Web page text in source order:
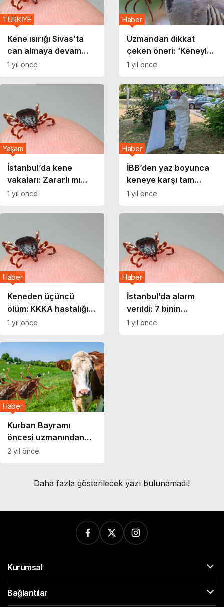
Kene ısırığı Sivas’ta
can almaya devam
ediyor!
TÜRKİYE
1 yıl önce
Uzmandan dikkat
çeken öneri: ‘Keneyle
mücadele için kuş avı
Haber
1 yıl önce
İstanbul’da kene
vakaları: Zararlı mı
zararsız mı, nelere
Yaşam
1 yıl önce
İBB’den yaz boyunca
keneye karşı tam
mesai: İstanbul’da
önlemler sürüyor
Haber
1 yıl önce
Keneden üçüncü
ölüm: KKKA hastalığı
şüphesiyle tedavi
kaybetti
Haber
1 yıl önce
İstanbul’da alarm
verildi: 7 binin
üzerinde kene ısırması
Haber
1 yıl önce
Kurban Bayramı
öncesi uzmanından
‘kene’ uyarısı! ‘Hasta
Haber
2 yıl önce
Daha fazla gösterilecek yazı bulunamadı!
Kurumsal
Bağlantılar